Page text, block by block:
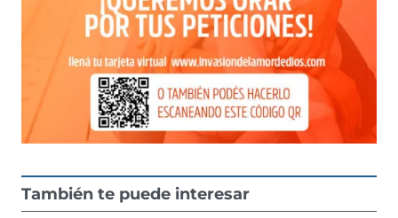
También te puede interesar